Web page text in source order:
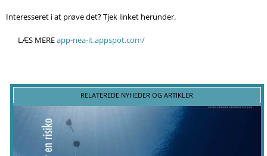
Interesseret i at prøve det? Tjek linket herunder.
LÆS MEREapp-nea-it.appspot.com/
RELATEREDE NYHEDER OG ARTIKLER